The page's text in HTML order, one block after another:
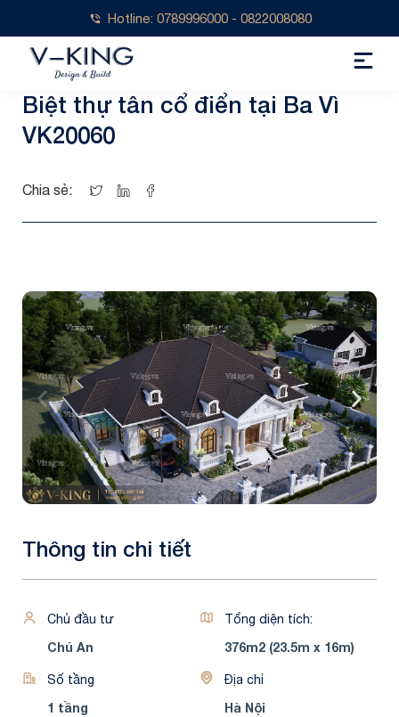
Hotline: 0789996000 - 0822008080
Biệt thự tân cổ điển tại Ba Vì
VK20060
Chia sẻ:
Thông tin chi tiết
Chủ đầu tư
Chú An
Tổng diện tích:
376m2 (23.5m x 16m)
Số tầng
1 tầng
Địa chỉ
Hà Nội